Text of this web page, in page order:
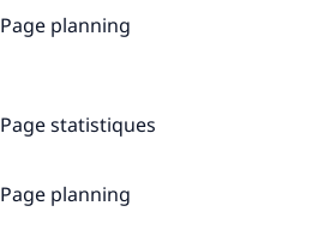
Page planning
Page statistiques
Page planning